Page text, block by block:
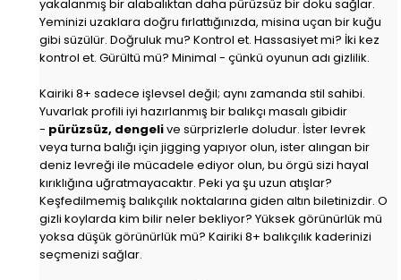
yakalanmış bir alabalıktan daha pürüzsüz bir doku sağlar.
Yeminizi uzaklara doğru fırlattığınızda, misina uçan bir kuğu
gibi süzülür. Doğruluk mu? Kontrol et. Hassasiyet mi? İki kez
kontrol et. Gürültü mü? Minimal - çünkü oyunun adı gizlilik.
Kairiki 8+ sadece işlevsel değil; aynı zamanda stil sahibi.
Yuvarlak profili iyi hazırlanmış bir balıkçı masalı gibidir
- pürüzsüz, dengelive sürprizlerle doludur. İster levrek
veya turna balığı için jigging yapıyor olun, ister alıngan bir
deniz levreği ile mücadele ediyor olun, bu örgü sizi hayal
kırıklığına uğratmayacaktır. Peki ya şu uzun atışlar?
Keşfedilmemiş balıkçılık noktalarına giden altın biletinizdir. O
gizli koylarda kim bilir neler bekliyor? Yüksek görünürlük mü
yoksa düşük görünürlük mü? Kairiki 8+ balıkçılık kaderinizi
seçmenizi sağlar.